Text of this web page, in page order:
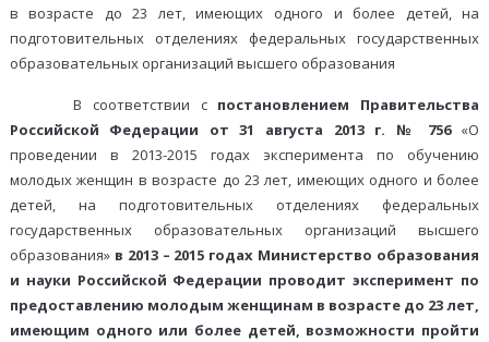
в возрасте до 23 лет, имеющих одного и более детей, на
подготовительных отделениях федеральных государственных
образовательных организаций высшего образования
В соответствии с постановлением Правительства
Российской Федерации от 31 августа 2013 г. № 756«О
проведении в 2013-2015 годах эксперимента по обучению
молодых женщин в возрасте до 23 лет, имеющих одного и более
детей, на подготовительных отделениях федеральных
государственных образовательных организаций высшего
образования» в 2013 – 2015 годах Министерство образования
и науки Российской Федерации проводит эксперимент по
предоставлению молодым женщинам в возрасте до 23 лет,
имеющим одного или более детей, возможности пройти